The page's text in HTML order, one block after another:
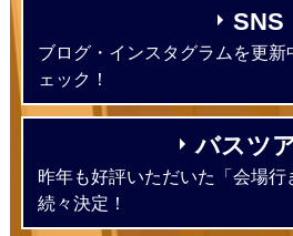
SNS
ブログ・インスタグラムを更新
ェック！
バスツ
昨年も好評いただいた「会場行
続々決定！